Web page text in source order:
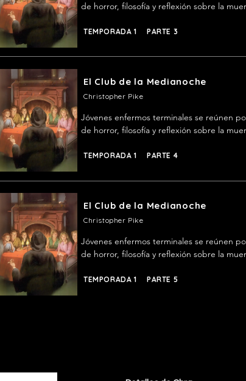
de horror, filosofía y reflexión sobre la
PARTE 3
TEMPORADA 1
El Club de la Medianoche
Christopher Pike
Jóvenes enfermos terminales se reúnen
de horror, filosofía y reflexión sobre la
PARTE 4
TEMPORADA 1
El Club de la Medianoche
Christopher Pike
Jóvenes enfermos terminales se reúnen
de horror, filosofía y reflexión sobre la
PARTE 5
TEMPORADA 1